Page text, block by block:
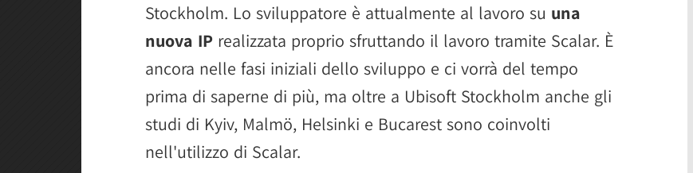
Stockholm. Lo sviluppatore è attualmente al lavoro su una
nuova IP realizzata proprio sfruttando il lavoro tramite Scalar. È
ancora nelle fasi iniziali dello sviluppo e ci vorrà del tempo
prima di saperne di più, ma oltre a Ubisoft Stockholm anche gli
studi di Kyiv, Malmö, Helsinki e Bucarest sono coinvolti
nell'utilizzo di Scalar.